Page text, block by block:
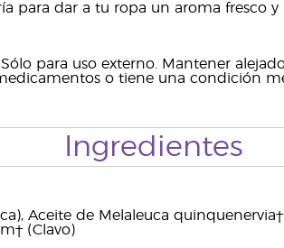
para dar a tu ropa un aroma fresco y
para uso externo. Mantener
o tiene una condición
Ingredientes
Aceite de Melaleuca
(Clavo)